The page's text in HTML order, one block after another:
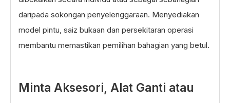
daripada sokongan penyelenggaraan. Menyediakan
model pintu, saiz bukaan dan persekitaran operasi
membantu memastikan pemilihan bahagian yang betul.
Minta Aksesori, Alat Ganti atau